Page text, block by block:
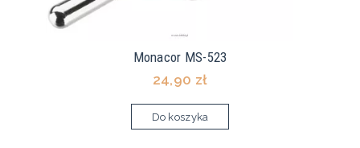
Monacor MS-523
24,90 zł
Do koszyka